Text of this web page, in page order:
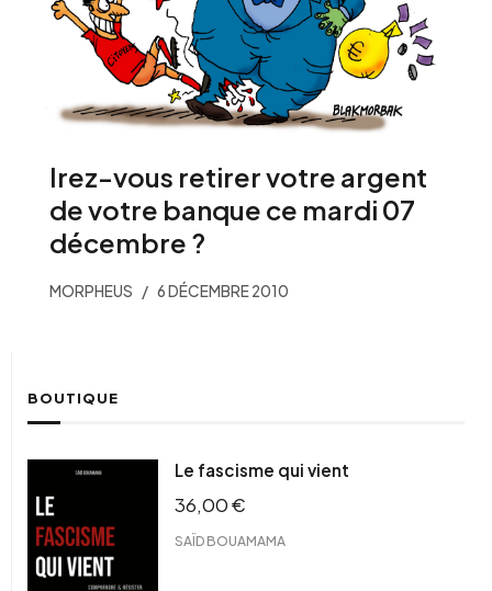
Irez-vous retirer votre argent
de votre banque ce mardi 07
décembre ?
MORPHEUS 6 DÉCEMBRE 2010
BOUTIQUE
Le fascisme qui vient
36,00€
SAÏD BOUAMAMA